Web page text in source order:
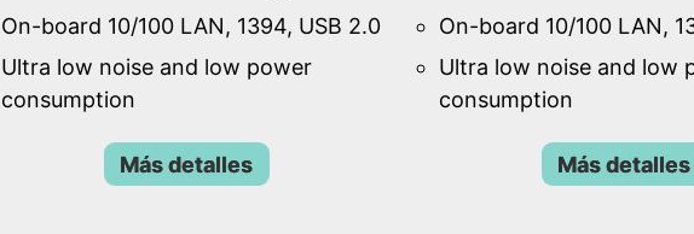
On-board 10/100 LAN, 1394, USB 2.0
Ultra low noise and low power
consumption
Más detalles
On-board 10/100 LAN,
Ultra low noise and low
consumption
Más detalles